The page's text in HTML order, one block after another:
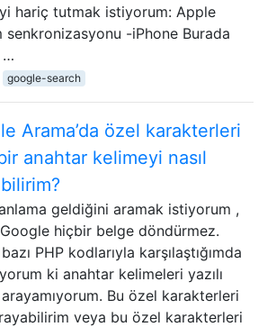
hariç tutmak istiyorum: Apple
senkronizasyonu -iPhone Burada
…
google-search
Arama’da özel karakterleri
anahtar kelimeyi nasıl
geldiğini aramak istiyorum ,
hiçbir belge döndürmez.
PHP kodlarıyla karşılaştığımda
ki anahtar kelimeleri yazılı
Bu özel karakterleri
veya bu özel karakterleri